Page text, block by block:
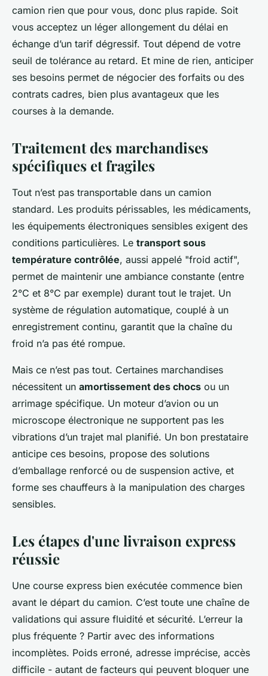
camion rien que pour vous, donc plus rapide. Soit
vous acceptez un léger allongement du délai en
échange d’un tarif dégressif. Tout dépend de votre
seuil de tolérance au retard. Et mine de rien, anticiper
ses besoins permet de négocier des forfaits ou des
contrats cadres, bien plus avantageux que les
courses à la demande.
Traitement des marchandises
spécifiques et fragiles
Tout n’est pas transportable dans un camion
standard. Les produits périssables, les médicaments,
les équipements électroniques sensibles exigent des
conditions particulières. Le transport sous
température contrôlée, aussi appelé "froid actif",
permet de maintenir une ambiance constante (entre
2°C et 8°C par exemple) durant tout le trajet. Un
système de régulation automatique, couplé à un
enregistrement continu, garantit que la chaîne du
froid n’a pas été rompue.
Mais ce n’est pas tout. Certaines marchandises
nécessitent un amortissement des chocs ou un
arrimage spécifique. Un moteur d’avion ou un
microscope électronique ne supportent pas les
vibrations d’un trajet mal planifié. Un bon prestataire
anticipe ces besoins, propose des solutions
d’emballage renforcé ou de suspension active, et
forme ses chauffeurs à la manipulation des charges
sensibles.
Les étapes d'une livraison express
réussie
Une course express bien exécutée commence bien
avant le départ du camion. C’est toute une chaîne de
validations qui assure fluidité et sécurité. L’erreur la
plus fréquente ? Partir avec des informations
incomplètes. Poids erroné, adresse imprécise, accès
difficile - autant de facteurs qui peuvent bloquer une